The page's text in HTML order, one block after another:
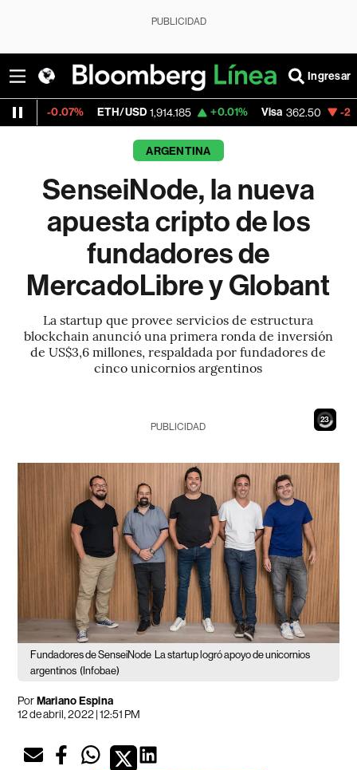
PUBLICIDAD
Ingresar
ETH/USD 1,914.185 +0.01% Visa 362.50 -2.15%
ARGENTINA
SenseiNode, la nueva
apuesta cripto de los
fundadores de
MercadoLibre y Globant
La startup que provee servicios de estructura
blockchain anunció una primera ronda de inversión
de US$3,6 millones, respaldada por fundadores de
cinco unicornios argentinos
22
PUBLICIDAD
Fundadores de SenseiNode La startup logró apoyo de unicornios
argentinos (Infobae)
PorMariano Espina
12 de abril, 2022 | 12:51 PM